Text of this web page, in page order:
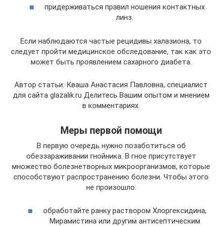
придерживаться правил ношения контактных
линз.
Если наблюдаются частые рецидивы халазиона, то
следует пройти медицинское обследование, так как это
может быть проявлением сахарного диабета.
Автор статьи: Кваша Анастасия Павловна, специалист
для сайта glazalik.ru Делитесь Вашим опытом и мнением
в комментариях.
Меры первой помощи
В первую очередь нужно позаботиться об
обеззараживании гнойника. В гное присутствует
множество болезнетворных микроорганизмов, которые
способствуют распространению болезни. Чтобы этого
не произошло:
обработайте ранку раствором Хлоргексидина,
Мирамистина или другим антисептическим